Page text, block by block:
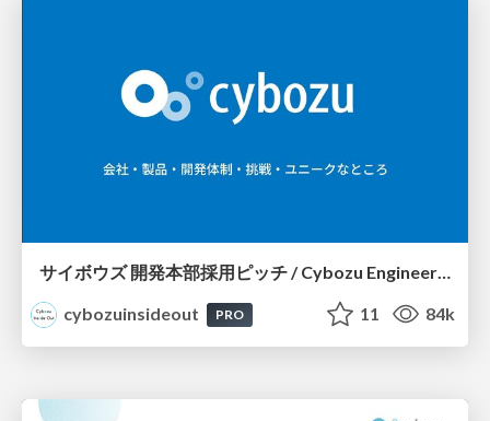
サイボウズ 開発本部採用ピッチ / Cybozu Engineer Recruit
cybozuinsideout
PRO 11 84k